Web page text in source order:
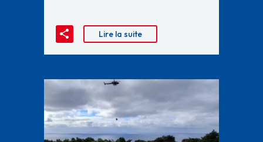
Lire la suite